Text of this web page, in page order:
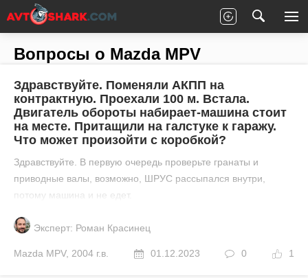
Главная Все вопросы MPV
Вопросы о Mazda MPV
Здравствуйте. Поменяли АКПП на
контрактную. Проехали 100 м. Встала.
Двигатель обороты набирает-машина стоит
на месте. Притащили на галстуке к гаражу.
Что может произойти с коробкой?
Здравствуйте. В первую очередь проверьте гранаты и
приводные валы, возможно, ШРУС рассыпался внутри,
потому машина и не едет.
Эксперт: Роман Красинец
Mazda MPV, 2004 г.в. 01.12.2023 0 1